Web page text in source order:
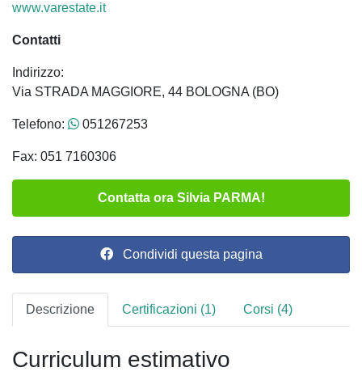
www.varestate.it
Contatti
Indirizzo:
Via STRADA MAGGIORE, 44 BOLOGNA (BO)
Telefono: 051267253
Fax: 051 7160306
Contatta ora Silvia PARMA!
Condividi questa pagina
Descrizione Certificazioni (1) Corsi (4)
Curriculum estimativo